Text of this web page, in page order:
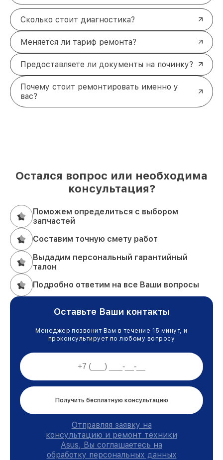
Сколько стоит диагностика?
Меняется ли тариф ремонта?
Предоставляете ли документы на починку?
Почему стоит ремонтировать именно у
вас?
Остался вопрос или необходима
консультация?
Поможем определиться с выбором
запчастей
Составим точную смету работ
Выдадим персональный гарантийный
талон
Подробно ответим на все Ваши вопросы
Оставьте Ваши контакты
Менеджер позвонит Вам в течение 15 минут, и
проконсультирует по любому вопросу
Получить бесплатную консультацию
Отправляя заявку на
консультацию и ремонт техники
Asus, Вы соглашаетесь на
обработку персональных данных